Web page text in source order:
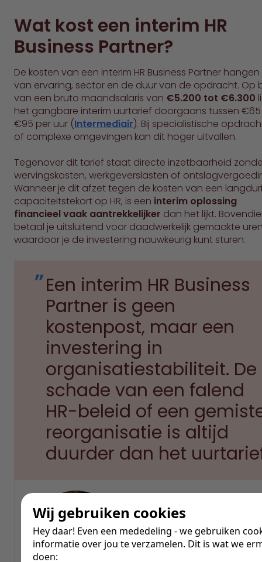
Wij gebruiken cookies
Hey daar! Even een mededeling - we gebruiken
informatie over jou te verzamelen. Dit is wat we
doen:
Wat kost een interim HR
Business Partner?
De kosten van een interim HR Business Partner
van ervaring, sector en de duur van de opdracht. Op
van een bruto maandsalaris van €5.200 tot €6.300
het gangbare interim uurtarief doorgaans tussen
€95 per uur (Intermediair). Bij specialistische
of complexe omgevingen kan dit hoger uitvallen.
Tegenover dit tarief staat directe inzetbaarheid
wervingskosten, werkgeverslasten of
Wanneer je dit afzet tegen de kosten van een
capaciteitstekort op HR, is een interim oplossing
financieel vaak aantrekkelijker dan het lijkt.
betaal je uitsluitend voor daadwerkelijk gemaakte
waardoor je de investering nauwkeurig kunt sturen.
Een interim HR Business
Partner is geen
kostenpost, maar een
investering in
organisatiestabiliteit. De
schade van een falend
HR-beleid of een
reorganisatie is altijd
duurder dan het
Coen Frazer
Mede-oprichter, Business Unit